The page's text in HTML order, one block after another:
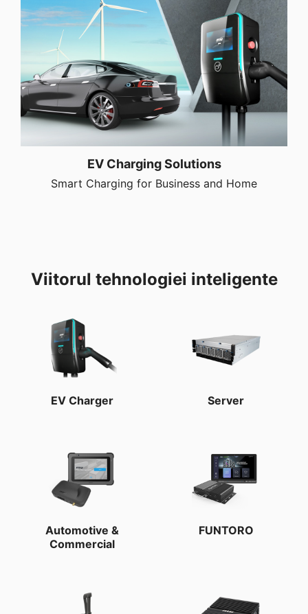
EV Charging Solutions
Smart Charging for Business and Home
Viitorul tehnologiei inteligente
EV Charger Server
Automotive &
Commercial
FUNTORO